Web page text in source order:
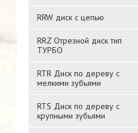
RRW диск с цепью
RRZ Отрезной диск тип
ТУРБО
RTR Диск по дереву с
мелкими зубьями
RTS Диск по дереву с
крупными зубьями